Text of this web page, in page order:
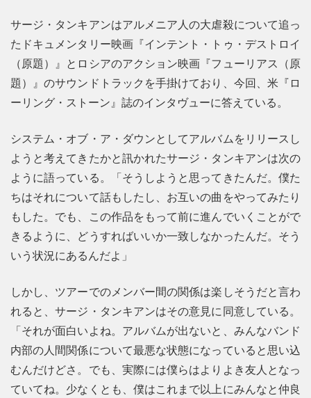
サージ・タンキアンはアルメニア人の大虐殺について追っ
たドキュメンタリー映画『インテント・トゥ・デストロイ
（原題）』とロシアのアクション映画『フューリアス（原
題）』のサウンドトラックを手掛けており、今回、米『ロ
ーリング・ストーン』誌のインタヴューに答えている。
システム・オブ・ア・ダウンとしてアルバムをリリースし
ようと考えてきたかと訊かれたサージ・タンキアンは次の
ように語っている。「そうしようと思ってきたんだ。僕た
ちはそれについて話もしたし、お互いの曲をやってみたり
もした。でも、この作品をもって前に進んでいくことがで
きるように、どうすればいいか一致しなかったんだ。そう
いう状況にあるんだよ」
しかし、ツアーでのメンバー間の関係は楽しそうだと言わ
れると、サージ・タンキアンはその意見に同意している。
「それが面白いよね。アルバムが出ないと、みんなバンド
内部の人間関係について最悪な状態になっていると思い込
むんだけどさ。でも、実際には僕らはよりよき友人となっ
ていてね。少なくとも、僕はこれまで以上にみんなと仲良